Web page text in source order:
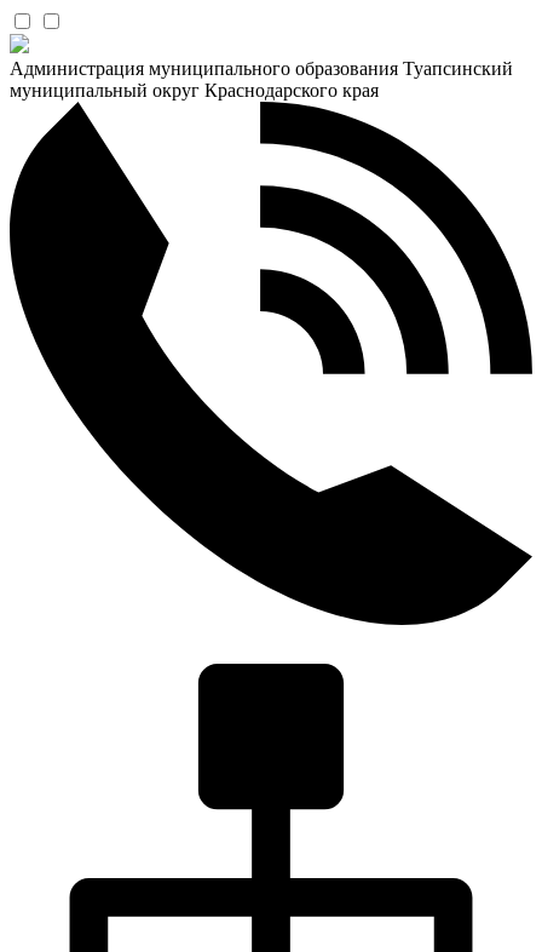
Администрация муниципального образования Туапсинский
муниципальный округ Краснодарского края